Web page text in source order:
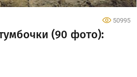
50995
(90 фото):